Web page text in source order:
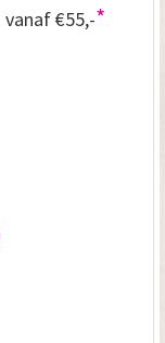
€55,-*